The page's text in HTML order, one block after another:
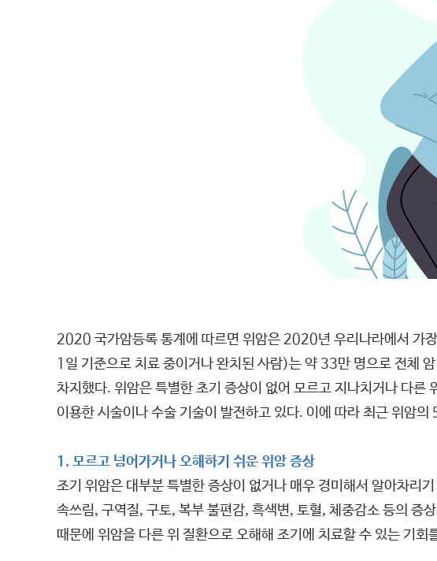
2020 국가암등록 통계에 따르면 위암은 2020년 우리나라에서
1일 기준으로 치료 중이거나 완치된 사람)는 약 33만 명으로 전체
차지했다. 위암은 특별한 초기 증상이 없어 모르고 지나치거나 다
이용한 시술이나 수술 기술이 발전하고 있다. 이에 따라 최근 위암
1. 모르고 넘어가거나 오해하기 쉬운 위암 증상
조기 위암은 대부분 특별한 증상이 없거나 매우 경미해서 알아차리
속쓰림, 구역질, 구토, 복부 불편감, 흑색변, 토혈, 체중감소 등의 증
때문에 위암을 다른 위 질환으로 오해해 조기에 치료할 수 있는 기회